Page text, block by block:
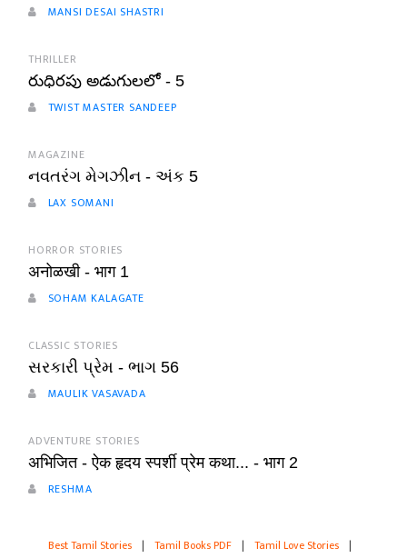
MANSI DESAI SHASTRI
THRILLER
రుధిరపు అడుగులలో - 5
TWIST MASTER SANDEEP
MAGAZINE
નવતરંગ મેગઝીન - અંક 5
LAX SOMANI
HORROR STORIES
अनोळखी - भाग 1
SOHAM KALAGATE
CLASSIC STORIES
સરકારી પ્રેમ - ભાગ 56
MAULIK VASAVADA
ADVENTURE STORIES
अभिजित - ऐक हृदय स्पर्शी प्रेम कथा... - भाग 2
RESHMA
Best Tamil Stories | Tamil Books PDF | Tamil Love Stories |